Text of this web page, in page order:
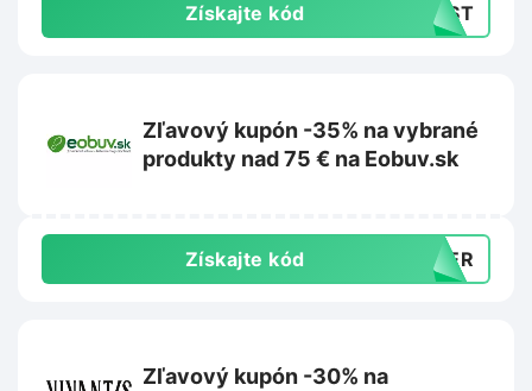
Získajte kód LAST
Zľavový kupón -35% na vybrané
produkty nad 75 € na Eobuv.sk
Získajte kód MMER
Zľavový kupón -30% na